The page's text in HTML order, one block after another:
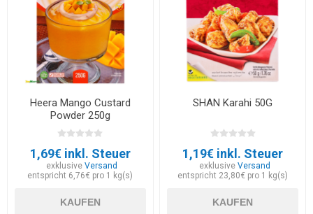
Heera Mango Custard
Powder 250g
1,69€ inkl. Steuer
exklusiveVersand
entspricht 6,76€ pro 1 kg(s)
KAUFEN
SHAN Karahi 50G
1,19€ inkl. Steuer
exklusive Versand
entspricht 23,80€ pro 1 kg(s)
KAUFEN